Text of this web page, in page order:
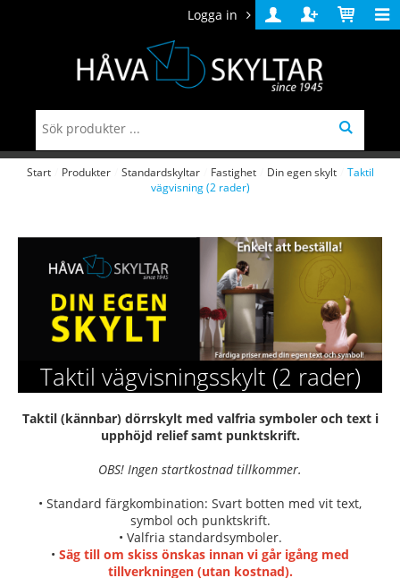
Logga in
Logga
in
Skapa
konto
Varukorg
Start Produkter Standardskyltar Fastighet Din egen skylt
Taktil
vägvisning (2 rader)
Taktil vägvisningsskylt (2 rader)
Taktil (kännbar) dörrskylt med valfria symboler och text i
upphöjd relief samt punktskrift.
OBS! Ingen startkostnad tillkommer.
• Standard färgkombination: Svart botten med vit text,
symbol och punktskrift.
• Valfria standardsymboler.
• Säg till om skiss önskas innan vi går igång med
tillverkningen (utan kostnad).